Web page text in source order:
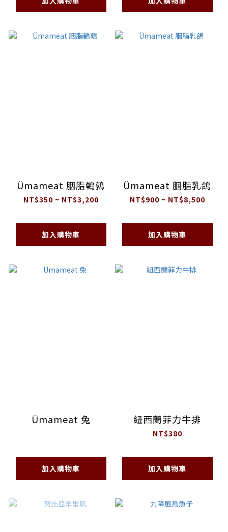
Ümameat 胭脂鵪鶉
NT$350 ~ NT$3,200
加入購物車
Ümameat 胭脂乳鴿
NT$900 ~ NT$8,500
加入購物車
Ümameat 兔
加入購物車
紐西蘭菲力牛排
NT$380
加入購物車